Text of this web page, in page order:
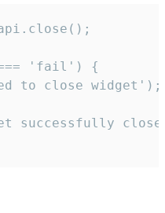
'fail') {
to close widget');
successfully